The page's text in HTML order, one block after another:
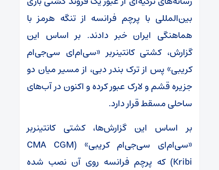
بین‌المللی با پرچم فرانسه از تنگه هرمز با
هماهنگی ایران خبر دادند. بر اساس این
گزارش، کشتی کانتینربر «سی‌ام‌ای سی‌جی‌ام
کریبی» پس از ترک بندر دبی، از مسیر میان دو
جزیره قشم و لارک عبور کرده و اکنون در آب‌های
ساحلی مسقط قرار دارد.
بر اساس این گزارش‌ها، کشتی کانتینربر
«سی‌ام‌ای سی‌جی‌ام کریبی» (CMA CGM
Kribi) که پرچم فرانسه روی آن نصب شده